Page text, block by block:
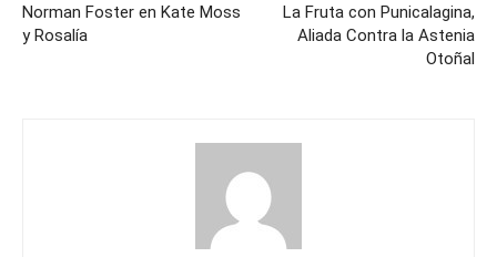
Norman Foster en Kate Moss
y Rosalía
La Fruta con Punicalagina,
Aliada Contra la Astenia
Otoñal